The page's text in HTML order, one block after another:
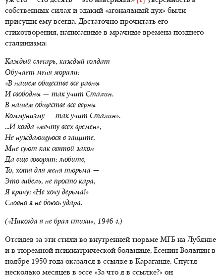
собственных силах и эдакий «агональный дух» были
присущи ему всегда. Достаточно прочитать его
стихотворения, написанные в мрачные времена позднего
сталинизма:
Каждый слесарь, каждый солдат
Обучает меня морали:
«В нашем обществе все равны
И свободны — так учит Сталин.
В нашем обществе все верны
Коммунизму — так учит Сталин».
...И когда «мечту всех времен»,
Не нуждающуюся в защите,
Мне суют как святой закон
Да еще говорят: любите,
То, хотя для меня тюрьма —
Это гибель, не просто кара,
Я кричу: «Не хочу дерьма!»
Словно я не боюсь удара.
(«Никогда я не брал стихи», 1946 г.)
Отсидев за эти стихи во внутренней тюрьме МГБ на Лубянке
и в тюремной психиатрической больнице, Есенин-Вольпин в
ноябре 1950 года оказался в ссылке в Караганде. Спустя
несколько месяцев в эссе «За что я в ссылке?» он